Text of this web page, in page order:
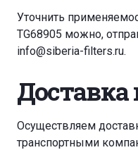
Уточнить
TG68905 можно,
info@siberia-filters.ru.
Доставка
Осуществляем
транспортными